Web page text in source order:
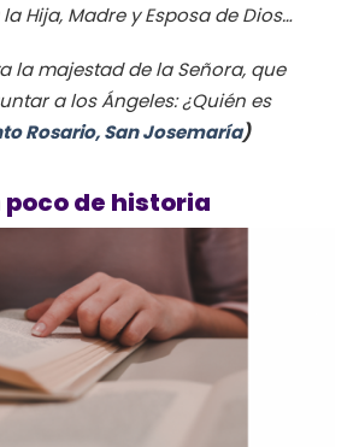
Hija, Madre y Esposa de Dios…
la majestad de la Señora, que
a los Ángeles: ¿Quién es
Rosario, San Josemaría)
poco de historia